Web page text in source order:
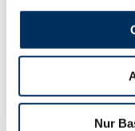
NurZUR